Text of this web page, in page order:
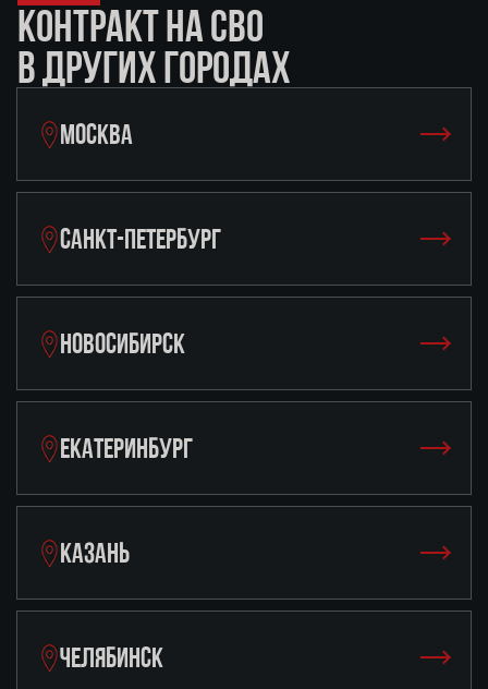
КОНТРАКТ НА СВО
В ДРУГИХ ГОРОДАХ
МОСКВА
САНКТ-ПЕТЕРБУРГ
НОВОСИБИРСК
ЕКАТЕРИНБУРГ
КАЗАНЬ
ЧЕЛЯБИНСК